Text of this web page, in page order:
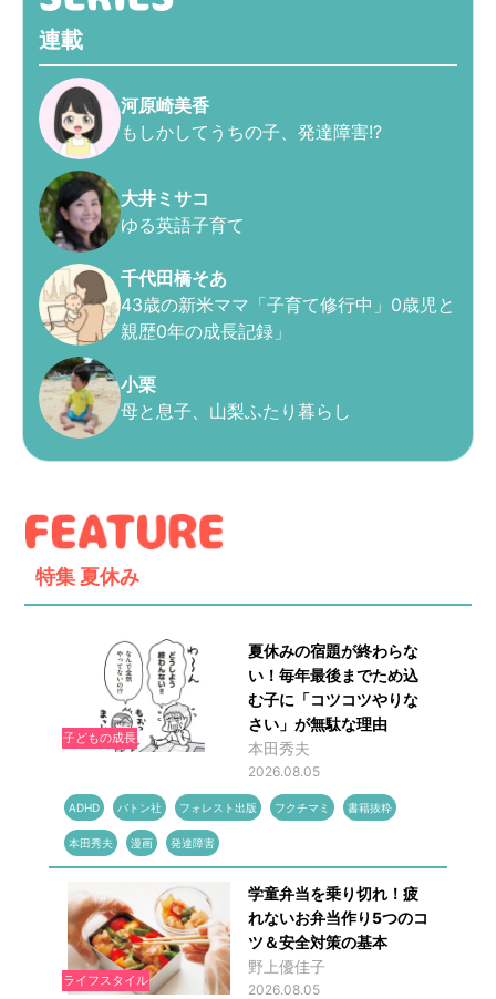
連載
河原崎美香
もしかしてうちの子、発達障害!?
大井ミサコ
ゆる英語子育て
千代田橋そあ
43歳の新米ママ「子育て修行中」0歳児と
親歴0年の成長記録」
小栗
母と息子、山梨ふたり暮らし
特集 夏休み
子どもの成長
夏休みの宿題が終わらな
い！毎年最後までため込
む子に「コツコツやりな
さい」が無駄な理由
本田秀夫
2026.08.05
ADHD バトン社 フォレスト出版 フクチマミ 書籍抜粋
本田秀夫 漫画 発達障害
ライフスタイル
学童弁当を乗り切れ！疲
れないお弁当作り5つのコ
ツ＆安全対策の基本
野上優佳子
2026.08.05